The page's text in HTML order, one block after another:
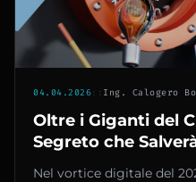
04.04.2026:: Ing. Calogero
Oltre i Giganti del
Segreto che
dall'Imminente
Nel vortice digitale del